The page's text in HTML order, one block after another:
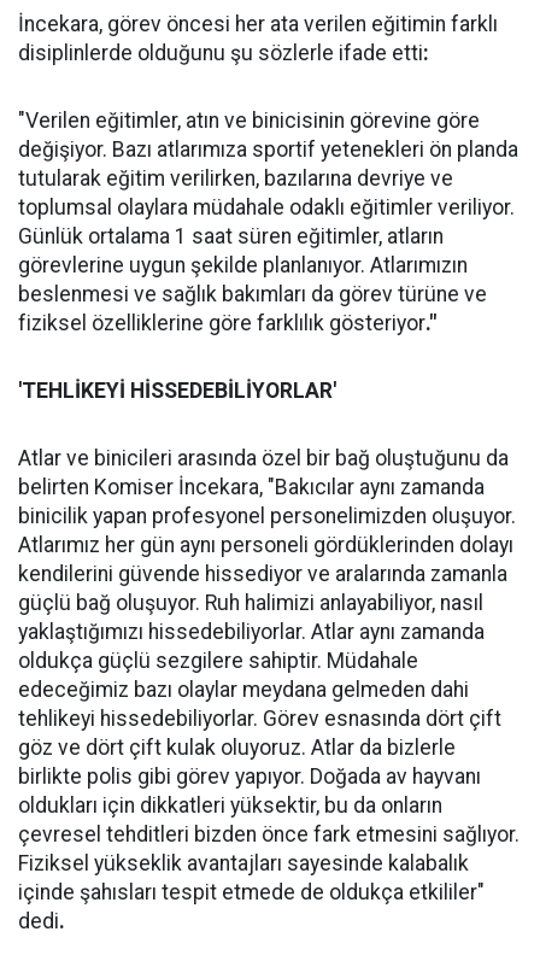
İncekara, görev öncesi her ata verilen eğitimin farklı
disiplinlerde olduğunu şu sözlerle ifade etti:
"Verilen eğitimler, atın ve binicisinin görevine göre
değişiyor. Bazı atlarımıza sportif yetenekleri ön planda
tutularak eğitim verilirken, bazılarına devriye ve
toplumsal olaylara müdahale odaklı eğitimler veriliyor.
Günlük ortalama 1 saat süren eğitimler, atların
görevlerine uygun şekilde planlanıyor. Atlarımızın
beslenmesi ve sağlık bakımları da görev türüne ve
fiziksel özelliklerine göre farklılık gösteriyor."
'TEHLİKEYİ HİSSEDEBİLİYORLAR'
Atlar ve binicileri arasında özel bir bağ oluştuğunu da
belirten Komiser İncekara, "Bakıcılar aynı zamanda
binicilik yapan profesyonel personelimizden oluşuyor.
Atlarımız her gün aynı personeli gördüklerinden dolayı
kendilerini güvende hissediyor ve aralarında zamanla
güçlü bağ oluşuyor. Ruh halimizi anlayabiliyor, nasıl
yaklaştığımızı hissedebiliyorlar. Atlar aynı zamanda
oldukça güçlü sezgilere sahiptir. Müdahale
edeceğimiz bazı olaylar meydana gelmeden dahi
tehlikeyi hissedebiliyorlar. Görev esnasında dört çift
göz ve dört çift kulak oluyoruz. Atlar da bizlerle
birlikte polis gibi görev yapıyor. Doğada av hayvanı
oldukları için dikkatleri yüksektir, bu da onların
çevresel tehditleri bizden önce fark etmesini sağlıyor.
Fiziksel yükseklik avantajları sayesinde kalabalık
içinde şahısları tespit etmede de oldukça etkililer"
dedi.